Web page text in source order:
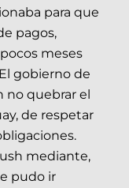
para que
pagos,
meses
gobierno de
no quebrar el
de respetar
mediante,
pudo ir